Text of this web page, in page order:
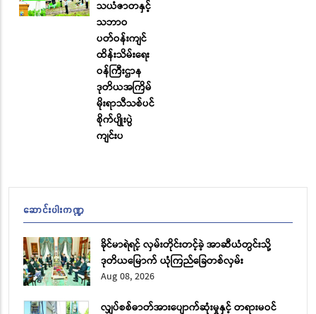
သယံဇာတနှင့်
သဘာဝ
ပတ်ဝန်းကျင်
ထိန်းသိမ်းရေး
ဝန်ကြီးဌာန
ဒုတိယအကြိမ်
မိုးရာသီသစ်ပင်
စိုက်ပျိုးပွဲ
ကျင်းပ
ဆောင်းပါးကဏ္ဍ
ခိုင်မာရဲရင့် လှမ်းတိုင်းတင့်ခဲ့ အာဆီယံတွင်းသို့
ဒုတိယမြောက် ယုံကြည်ခြေတစ်လှမ်း
Aug 08, 2026
လျှပ်စစ်ဓာတ်အားပျောက်ဆုံးမှုနှင့် တရားမဝင်